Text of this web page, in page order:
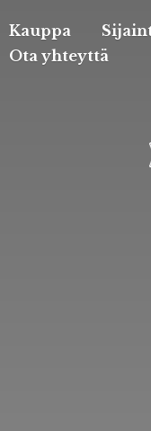
Kauppa
Ota yhteyttä